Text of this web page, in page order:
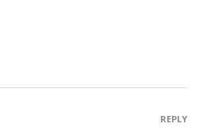
REPLY